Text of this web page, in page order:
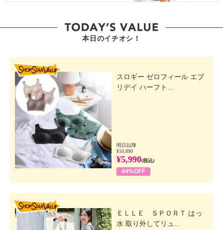
本日のイチオシ！
スロギー ゼロフィール エブ
リデイ ハーフト...
明日以降
¥10,890
¥5,990(税込)
44%OFF
ＥＬＬＥ ＳＰＯＲＴ はっ
水 取り外してリュ...